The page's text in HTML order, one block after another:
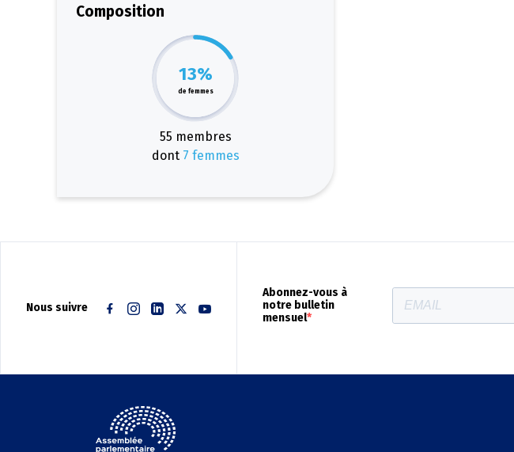
Composition
13%
de femmes
55 membres
dont 7 femmes
Nous suivre
Abonnez-vous à
notre bulletin
mensuel